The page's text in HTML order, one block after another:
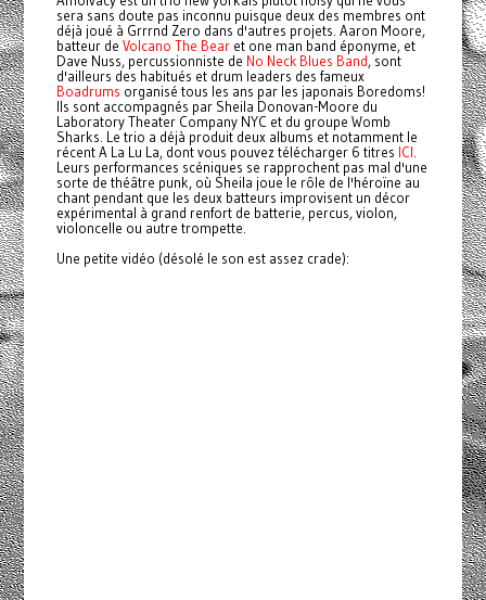
sera sans doute pas inconnu puisque deux des membres ont
déjà joué à Grrrnd Zero dans d'autres projets. Aaron Moore,
batteur de Volcano The Bearet one man band éponyme, et
Dave Nuss, percussionniste de No Neck Blues Band, sont
d'ailleurs des habitués et drum leaders des fameux
Boadrums organisé tous les ans par les japonais Boredoms!
Ils sont accompagnés par Sheila Donovan-Moore du
Laboratory Theater Company NYC et du groupe Womb
Sharks. Le trio a déjà produit deux albums et notamment le
récent A La Lu La, dont vous pouvez télécharger 6 titres ICI.
Leurs performances scéniques se rapprochent pas mal d'une
sorte de théâtre punk, où Sheila joue le rôle de l'héroïne au
chant pendant que les deux batteurs improvisent un décor
expérimental à grand renfort de batterie, percus, violon,
violoncelle ou autre trompette.
Une petite vidéo (désolé le son est assez crade):